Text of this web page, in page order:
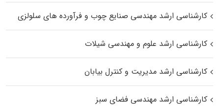
کارشناسی ارشد مهندسی صنایع چوب و فرآورده‌ های سلولزی
کارشناسی ارشد علوم و مهندسی شیلات
کارشناسی ارشد مدیریت و کنترل بیابان
کارشناسی ارشد مهندسی فضای سبز